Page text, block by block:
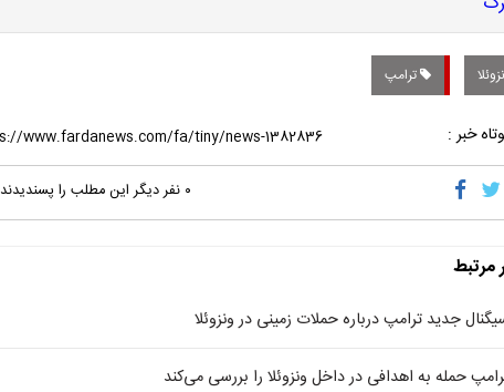
ترامپ
خبر :
۰ نفر دیگر این مطلب را پسندیدند
مرتبط
جدید ترامپ درباره حملات زمینی در ونزوئلا
حمله به اهدافی در داخل ونزوئلا را بررسی می‌کند